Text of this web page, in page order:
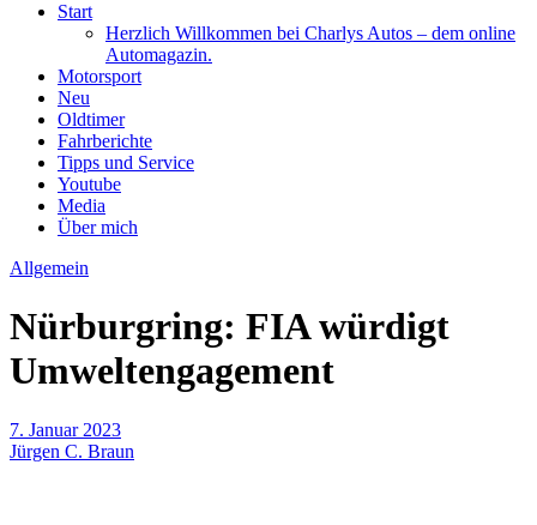
Start
Herzlich Willkommen bei Charlys Autos – dem online
Automagazin.
Motorsport
Neu
Oldtimer
Fahrberichte
Tipps und Service
Youtube
Media
Über mich
Allgemein
Nürburgring: FIA würdigt
Umweltengagement
7. Januar 2023
Jürgen C. Braun